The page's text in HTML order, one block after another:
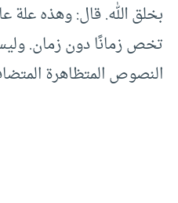
بخلق الله. قال: وهذه علة
تخص زمانًا دون زمان.
النصوص المتظاهرة